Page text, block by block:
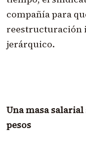
compañía para
reestructuración
jerárquico.
Una masa
pesos